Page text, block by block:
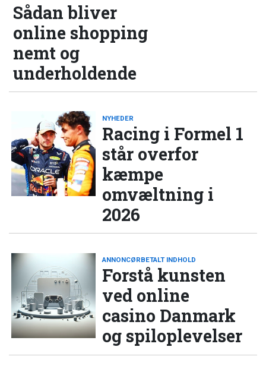
Sådan bliver
online shopping
nemt og
underholdende
NYHEDER
Racing i Formel 1
står overfor
kæmpe
omvæltning i
2026
ANNONCØRBETALT INDHOLD
Forstå kunsten
ved online
casino Danmark
og spiloplevelser